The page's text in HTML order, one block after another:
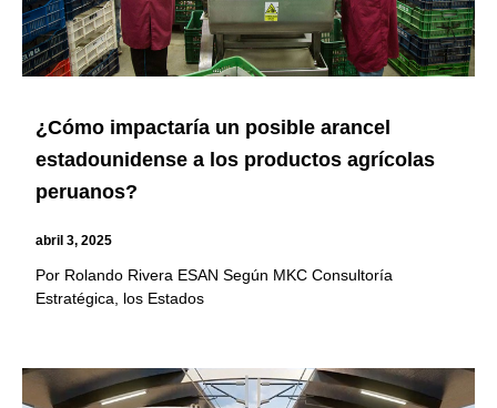
¿Cómo impactaría un posible arancel
estadounidense a los productos agrícolas
peruanos?
abril 3, 2025
Por Rolando Rivera ESAN Según MKC Consultoría
Estratégica, los Estados